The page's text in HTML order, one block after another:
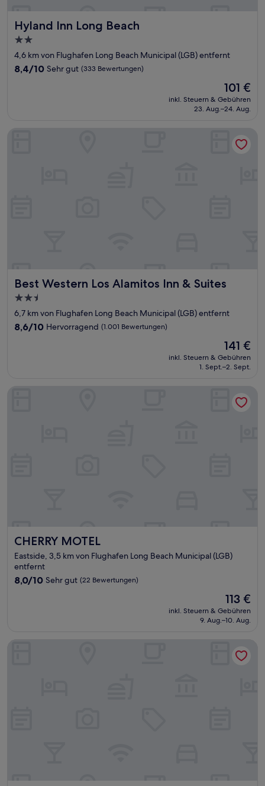
Hyland Inn Long Beach
Hyland Inn Long Beach
2.0-
Sterne-
Unterkunft
4,6 km von Flughafen Long Beach Municipal (LGB) entfernt
8.4
Bewertungen)
8,4/10 Sehr gut (333 Bewertungen)
Der
Preis
beträgt
101 €
inkl. Steuern & Gebühren
23. Aug.–24. Aug.
Best Western Los Alamitos Inn & Suites
Best Western Los Alamitos Inn & Suites
2.5-
Sterne-
Unterkunft
6,7 km von Flughafen Long Beach Municipal (LGB) entfernt
8.6
8,6/10 Hervorragend (1.001 Bewertungen)
Der
Preis
beträgt
141 €
inkl. Steuern & Gebühren
1. Sept.–2. Sept.
CHERRY MOTEL
CHERRY MOTEL
Eastside, 3,5 km von Flughafen Long Beach Municipal (LGB)
entfernt
8.0
Bewertungen)
8,0/10 Sehr gut (22 Bewertungen)
Der
Preis
beträgt
113 €
inkl. Steuern & Gebühren
9. Aug.–10. Aug.
CHERRY MOTEL